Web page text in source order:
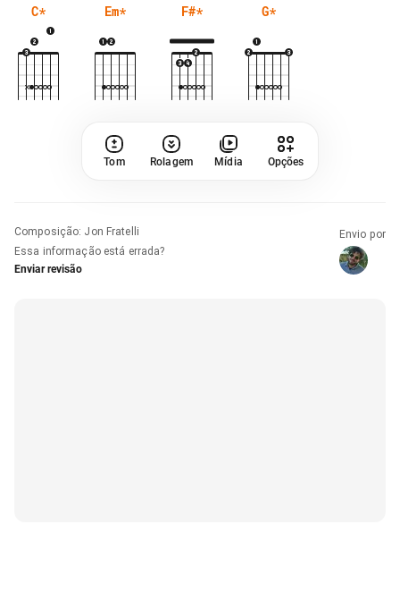
C* Em* F#* G*
Tom Rolagem Mídia Opções
Composição: Jon Fratelli
Essa informação está errada?
Enviar revisão
Envio por